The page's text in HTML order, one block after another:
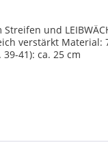
und
verstärkt Material:
41): ca. 25 cm